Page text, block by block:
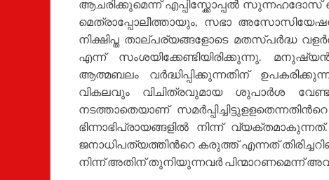
ആചരിക്കുമെന്ന് എപ്പിസ്ക്കോപ്പല്‍
മെത്രാപ്പോലീത്തായും, സഭാ
നിക്ഷിപ്ത താല്പര്യങ്ങളോടെ മതസ്പര്‍ദ്ധ
എന്ന് സംശയിക്കേണ്ടിയിരിക്കുന്നു.
ആത്മബലം വര്‍ദ്ധിപ്പിക്കുന്നതിന്
വികലവും വിചിത്രവുമായ ശുപാര്‍ശ
നടത്താതെയാണ്
ഭിന്നാഭിപ്രായങ്ങളില്‍ നിന്ന്
ജനാധിപത്യത്തിന്‍റെ കരുത്ത് എന്നത്
നിന്ന് അതിന് തുനിയുന്നവര്‍ പിന്മാറണമെന്ന്